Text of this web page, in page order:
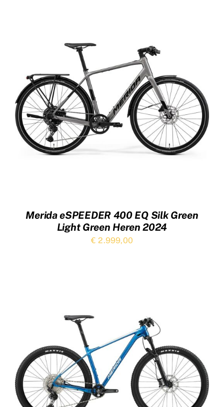
Merida eSPEEDER 400 EQ Silk Green
Light Green Heren 2024
€ 2.999,00